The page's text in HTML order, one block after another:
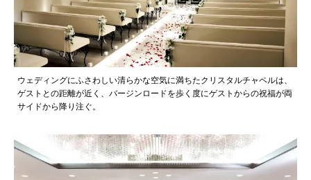
ウェディングにふさわしい清らかな空気に満ちたクリスタルチャペルは、
ゲストとの距離が近く、バージンロードを歩く度にゲストからの祝福が両
サイドから降り注ぐ。